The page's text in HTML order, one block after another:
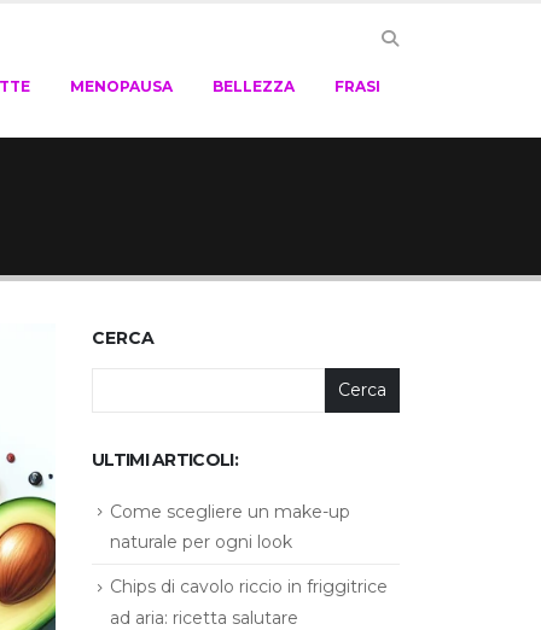
MENOPAUSA BELLEZZA FRASI
CERCA
Cerca
ULTIMI ARTICOLI:
Come scegliere un make-up
naturale per ogni look
Chips di cavolo riccio in friggitrice
ad aria: ricetta salutare